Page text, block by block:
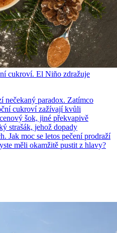
cukroví. El Niño zdražuje
nečekaný paradox. Zatímco
cukroví zažívají kvůli
šok, jiné překvapivě
strašák, jehož dopady
Jak moc se letos pečení prodraží
měli okamžitě pustit z hlavy?